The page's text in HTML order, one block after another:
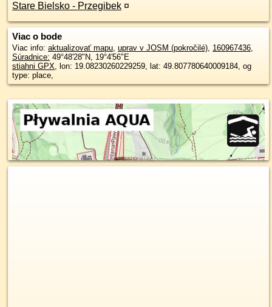
Stare Bielsko - Przegibek ¤
Viac o bode
Viac info: aktualizovať mapu, uprav v JOSM (pokročilé), 160967436,
Súradnice: 49°48'28"N, 19°4'56"E
stiahni GPX, lon: 19.08230260229259, lat: 49.807780640009184, og
type: place,